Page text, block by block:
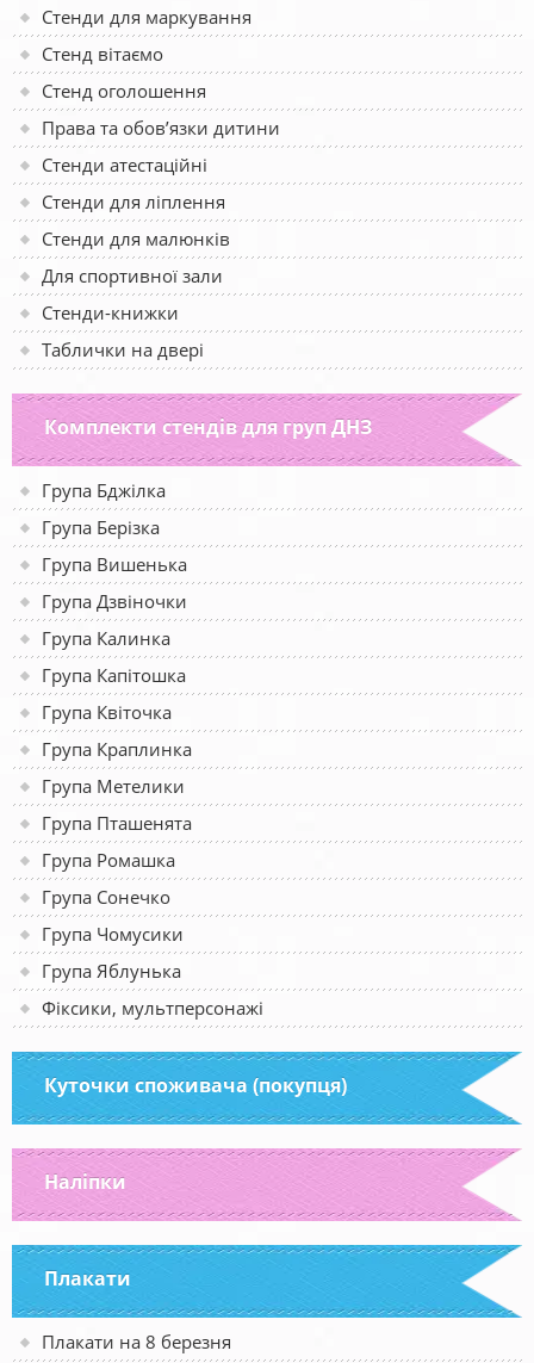
Стенди для маркування
Стенд вітаємо
Стенд оголошення
Права та обов’язки дитини
Стенди атестаційні
Стенди для ліплення
Стенди для малюнків
Для спортивної зали
Стенди-книжки
Таблички на двері
Комплекти стендів для груп ДНЗ
Група Бджілка
Група Берізка
Група Вишенька
Група Дзвіночки
Група Калинка
Група Капітошка
Група Квіточка
Група Краплинка
Група Метелики
Група Пташенята
Група Ромашка
Група Сонечко
Група Чомусики
Група Яблунька
Фіксики, мультперсонажі
Куточки споживача (покупця)
Наліпки
Плакати
Плакати на 8 березня